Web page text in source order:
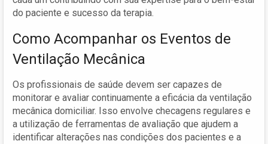
do paciente e sucesso da terapia.
Como Acompanhar os Eventos de
Ventilação Mecânica
Os profissionais de saúde devem ser capazes de
monitorar e avaliar continuamente a eficácia da ventilação
mecânica domiciliar. Isso envolve checagens regulares e
a utilização de ferramentas de avaliação que ajudem a
identificar alterações nas condições dos pacientes e a